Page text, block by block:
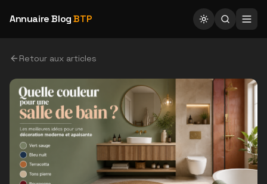
Annuaire BlogBTP
Retour aux articles